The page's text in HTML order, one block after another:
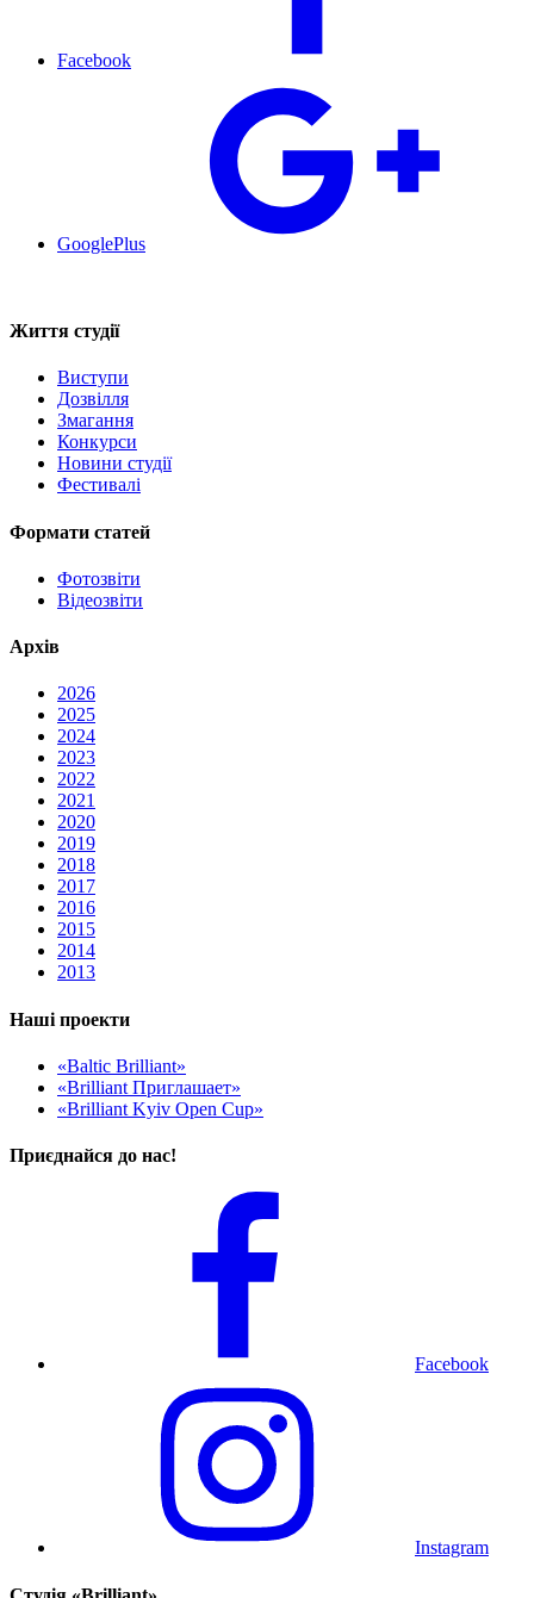
Facebook
GooglePlus
Життя студії
Виступи
Дозвілля
Змагання
Конкурси
Новини студії
Фестивалі
Формати статей
Фотозвіти
Відеозвіти
Архів
2026
2025
2024
2023
2022
2021
2020
2019
2018
2017
2016
2015
2014
2013
Наші проекти
«Baltic Brilliant»
«Brilliant Приглашает»
«Brilliant Kyiv Open Cup»
Приєднайся до нас!
Facebook
Instagram